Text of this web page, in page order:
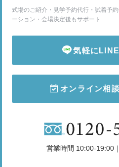
式場のご紹介・見学予約代行・試着予
ーション・会場決定後もサポート
気軽に
オンライン相
営業時間 10:00-19:00